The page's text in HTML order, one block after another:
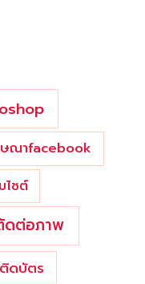
ณาfacebook
ไซต์
ดต่อภาพ
ดบัตร